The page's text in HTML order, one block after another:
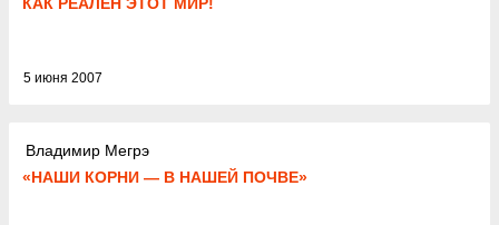
5 июня 2007
Владимир Мегрэ
«НАШИ КОРНИ — В НАШЕЙ ПОЧВЕ»